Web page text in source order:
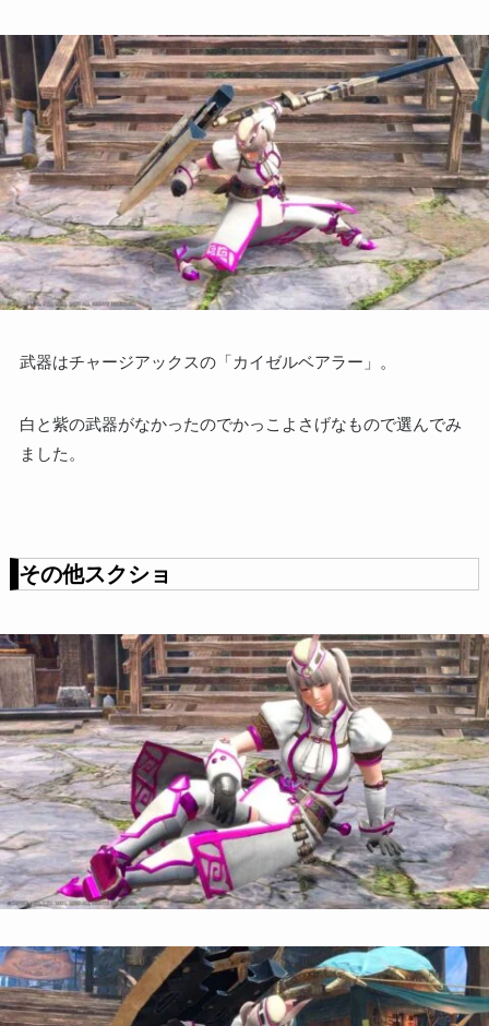
武器はチャージアックスの「カイゼルベアラー」。
白と紫の武器がなかったのでかっこよさげなもので選んでみ
ました。
その他スクショ